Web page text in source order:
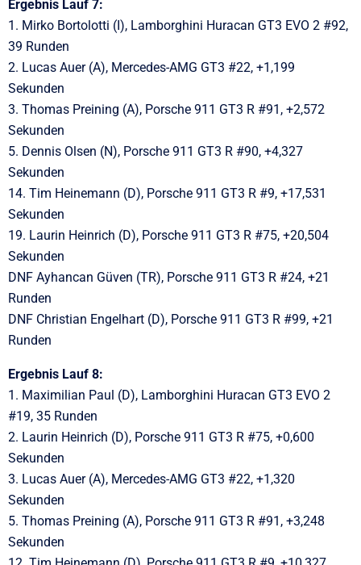
Ergebnis Lauf 7:
1. Mirko Bortolotti (I), Lamborghini Huracan GT3 EVO 2 #92,
39 Runden
2. Lucas Auer (A), Mercedes-AMG GT3 #22, +1,199
Sekunden
3. Thomas Preining (A), Porsche 911 GT3 R #91, +2,572
Sekunden
5. Dennis Olsen (N), Porsche 911 GT3 R #90, +4,327
Sekunden
14. Tim Heinemann (D), Porsche 911 GT3 R #9, +17,531
Sekunden
19. Laurin Heinrich (D), Porsche 911 GT3 R #75, +20,504
Sekunden
DNF Ayhancan Güven (TR), Porsche 911 GT3 R #24, +21
Runden
DNF Christian Engelhart (D), Porsche 911 GT3 R #99, +21
Runden
Ergebnis Lauf 8:
1. Maximilian Paul (D), Lamborghini Huracan GT3 EVO 2
#19, 35 Runden
2. Laurin Heinrich (D), Porsche 911 GT3 R #75, +0,600
Sekunden
3. Lucas Auer (A), Mercedes-AMG GT3 #22, +1,320
Sekunden
5. Thomas Preining (A), Porsche 911 GT3 R #91, +3,248
Sekunden